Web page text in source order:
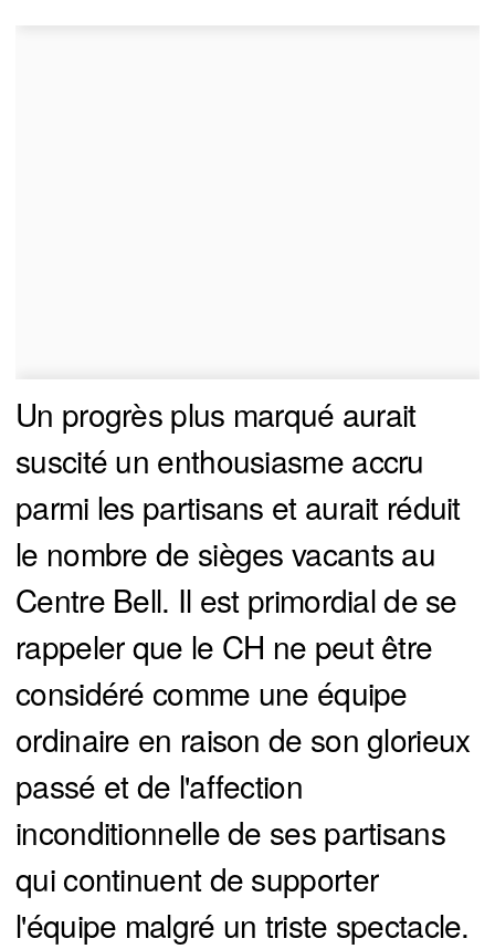
Un progrès plus marqué aurait
suscité un enthousiasme accru
parmi les partisans et aurait réduit
le nombre de sièges vacants au
Centre Bell. Il est primordial de se
rappeler que le CH ne peut être
considéré comme une équipe
ordinaire en raison de son glorieux
passé et de l'affection
inconditionnelle de ses partisans
qui continuent de supporter
l'équipe malgré un triste spectacle.